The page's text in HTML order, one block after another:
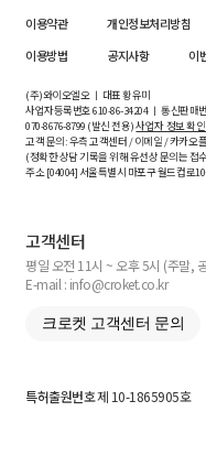
이용약관 개인정보처리방침
이용방법
공지사항 이
(주)와이오엘오 ㅣ 대표 황유미
사업자등록번호610-86-34204ㅣ 통신판매
070-8676-8799 (발신 전용)사업자 정보 확
고객 문의: 우측 고객센터 / 이메일 / 카카오
(정확한 상담 기록을 위해 유선상 문의는 접
주소 [04004] 서울특별시 마포구 월드컵로
고객센터
평일 오전 11시 ~ 오후 5시 (주말,
E-mail : info@croket.co.kr
크로켓 고객센터 문의
특허출원번호제 10-1865905호